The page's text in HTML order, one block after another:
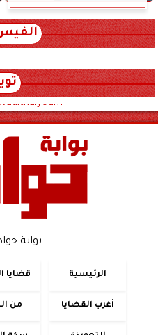
بوابة
الرئيسية قضايا
أغرب القضايا من